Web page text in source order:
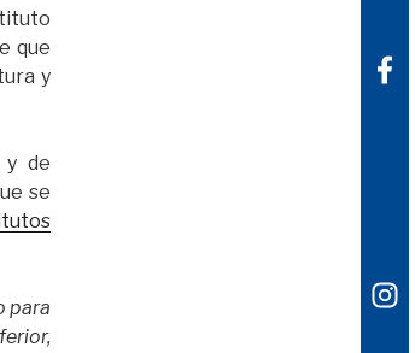
que
y
y de
se
para